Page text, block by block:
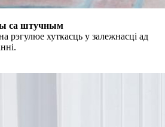
са штучным
рэгулюе хуткасць у залежнасці ад